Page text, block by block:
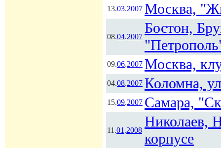
13.03.2007 Москва,
08.04.2007
Бостон,
09.06.2007 Москва,
04.08.2007 Коломна,
15.09.2007 Самара,
11.01.2008
Николаев,
корпусе